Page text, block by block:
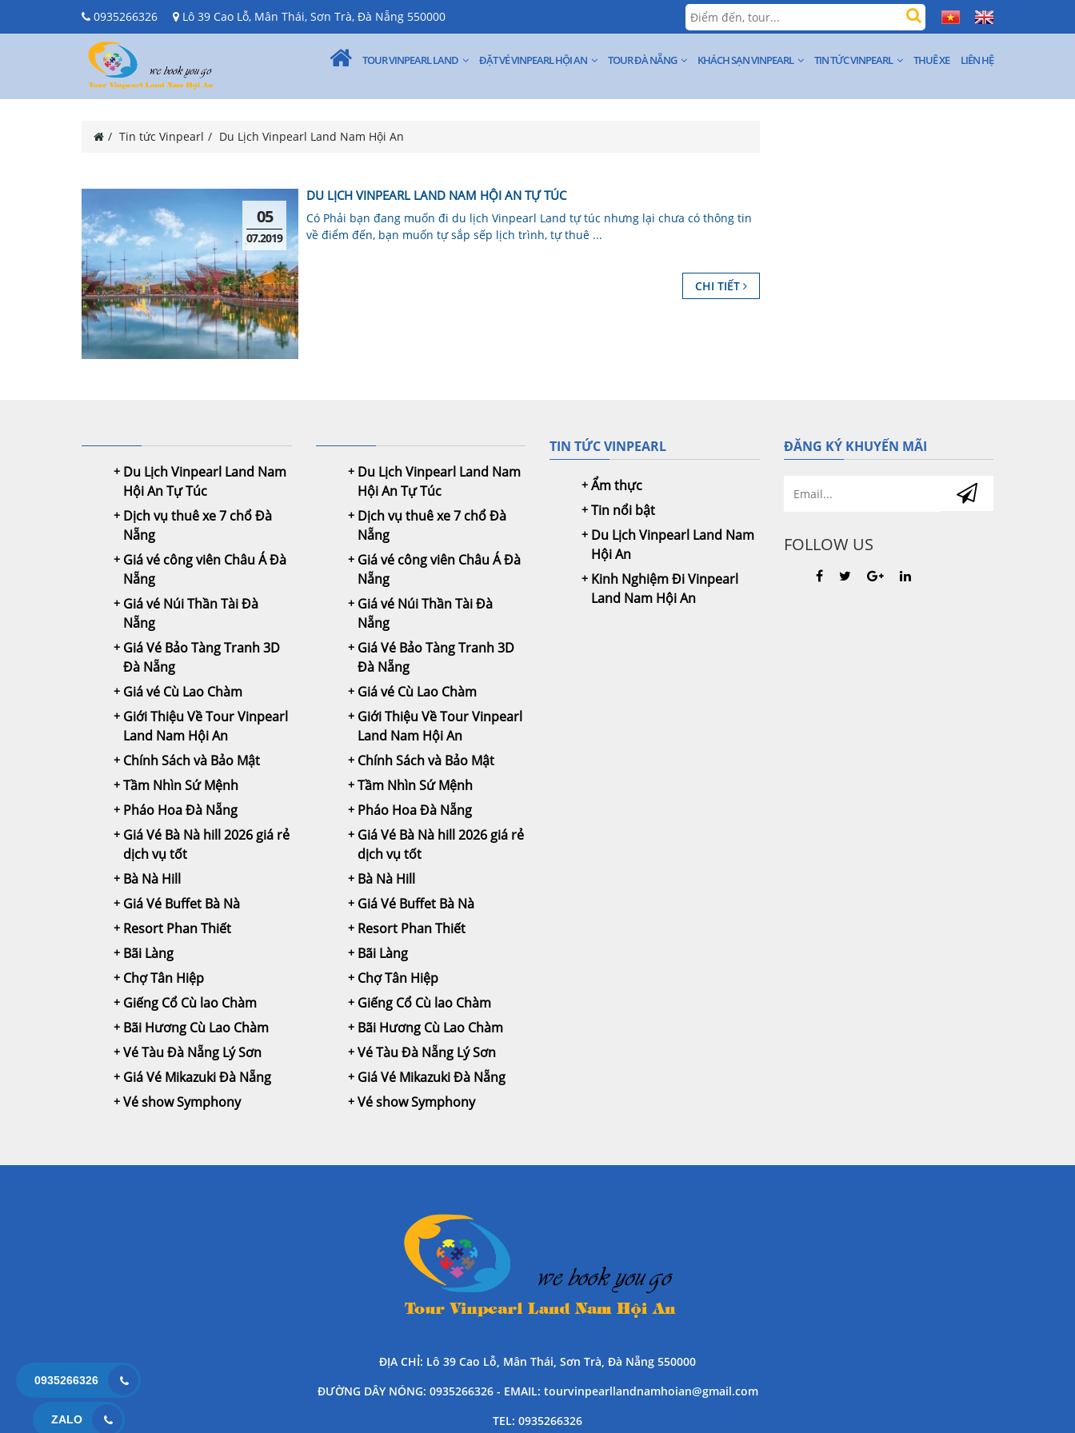
0935266326 Lô 39 Cao Lỗ, Mân Thái, Sơn Trà, Đà Nẵng 550000
TOUR VINPEARL LAND ĐẶT VÉ VINPEARL HỘI AN TOUR ĐÀ NẴNG KHÁCH SẠN VINPEARL TIN TỨC VINPEARL THUÊ XE LIÊN HỆ
Tin tức Vinpearl Du Lịch Vinpearl Land Nam Hội An
05
07.2019
DU LỊCH VINPEARL LAND NAM HỘI AN TỰ TÚC
Có Phải bạn đang muốn đi du lịch Vinpearl Land tự túc nhưng lại chưa có thông tin
về điểm đến, bạn muốn tự sắp sếp lịch trình, tự thuê ...
CHI TIẾT
Du Lịch Vinpearl Land Nam
Hội An Tự Túc
Dịch vụ thuê xe 7 chổ Đà
Nẵng
Giá vé công viên Châu Á Đà
Nẵng
Giá vé Núi Thần Tài Đà
Nẵng
Giá Vé Bảo Tàng Tranh 3D
Đà Nẵng
Giá vé Cù Lao Chàm
Giới Thiệu Về Tour Vinpearl
Land Nam Hội An
Chính Sách và Bảo Mật
Tầm Nhìn Sứ Mệnh
Pháo Hoa Đà Nẵng
Giá Vé Bà Nà hill 2026 giá rẻ
dịch vụ tốt
Bà Nà Hill
Giá Vé Buffet Bà Nà
Resort Phan Thiết
Bãi Làng
Chợ Tân Hiệp
Giếng Cổ Cù lao Chàm
Bãi Hương Cù Lao Chàm
Vé Tàu Đà Nẵng Lý Sơn
Giá Vé Mikazuki Đà Nẵng
Vé show Symphony
Du Lịch Vinpearl Land Nam
Hội An Tự Túc
Dịch vụ thuê xe 7 chổ Đà
Nẵng
Giá vé công viên Châu Á Đà
Nẵng
Giá vé Núi Thần Tài Đà
Nẵng
Giá Vé Bảo Tàng Tranh 3D
Đà Nẵng
Giá vé Cù Lao Chàm
Giới Thiệu Về Tour Vinpearl
Land Nam Hội An
Chính Sách và Bảo Mật
Tầm Nhìn Sứ Mệnh
Pháo Hoa Đà Nẵng
Giá Vé Bà Nà hill 2026 giá rẻ
dịch vụ tốt
Bà Nà Hill
Giá Vé Buffet Bà Nà
Resort Phan Thiết
Bãi Làng
Chợ Tân Hiệp
Giếng Cổ Cù lao Chàm
Bãi Hương Cù Lao Chàm
Vé Tàu Đà Nẵng Lý Sơn
Giá Vé Mikazuki Đà Nẵng
Vé show Symphony
TIN TỨC VINPEARL
Ẩm thực
Tin nổi bật
Du Lịch Vinpearl Land Nam
Hội An
Kinh Nghiệm Đi Vinpearl
Land Nam Hội An
ĐĂNG KÝ KHUYẾN MÃI
FOLLOW US
ĐỊA CHỈ: Lô 39 Cao Lỗ, Mân Thái, Sơn Trà, Đà Nẵng 550000
ĐƯỜNG DÂY NÓNG: 0935266326 - EMAIL: tourvinpearllandnamhoian@gmail.com
TEL: 0935266326
0935266326
ZALO